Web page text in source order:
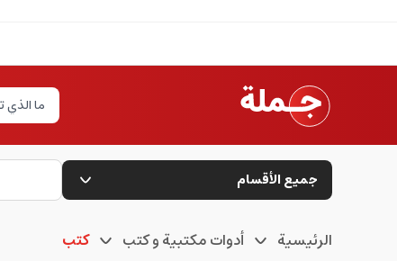
جميع الأقسام
الرئيسية أدوات مكتبية و كتب كتب